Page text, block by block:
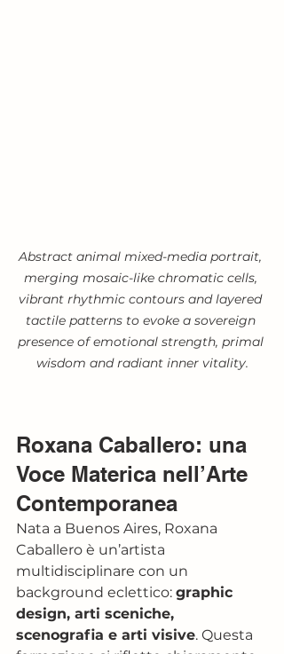
Abstract animal mixed-media portrait,
merging mosaic-like chromatic cells,
vibrant rhythmic contours and layered
tactile patterns to evoke a sovereign
presence of emotional strength, primal
wisdom and radiant inner vitality.
Roxana Caballero: una
Voce Materica nell’Arte
Contemporanea
Nata a Buenos Aires, Roxana
Caballero è un’artista
multidisciplinare con un
background eclettico: graphic
design, arti sceniche,
scenografia e arti visive. Questa